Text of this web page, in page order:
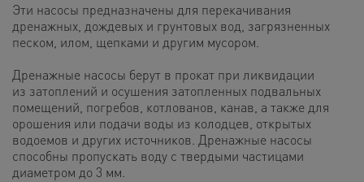
Эти насосы предназначены для перекачивания
дренажных, дождевых и грунтовых вод, загрязненных
песком, илом, щепками и другим мусором.
Дренажные насосы берут в прокат при ликвидации
из затоплений и осушения затопленных подвальных
помещений, погребов, котлованов, канав, а также для
орошения или подачи воды из колодцев, открытых
водоемов и других источников. Дренажные насосы
способны пропускать воду с твердыми частицами
диаметром до 3 мм.